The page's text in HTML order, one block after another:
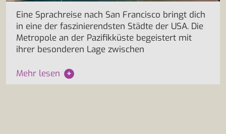
Eine Sprachreise nach San Francisco bringt dich
in eine der faszinierendsten Städte der USA. Die
Metropole an der Pazifikküste begeistert mit
ihrer besonderen Lage zwischen
Mehr lesen +